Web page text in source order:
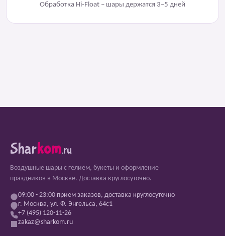
Обработка Hi-Float – шары держатся 3–5 дней
Sharkom.ru
Воздушные шары с гелием, букеты и оформление
праздников в Москве. Доставка круглосуточно.
09:00 - 23:00 прием заказов, доставка круглосуточно
г. Москва, ул. Ф. Энгельса, 64с1
+7 (495) 120-11-26
zakaz@sharkom.ru